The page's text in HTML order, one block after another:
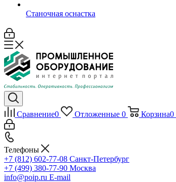
Станочная оснастка
Сравнение0 Отложенные 0 Корзина0
Телефоны
+7 (812) 602-77-08 Санкт-Петербург
+7 (499) 380-77-90 Москва
info@poip.ru E-mail